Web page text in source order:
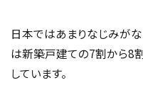
日本ではあまりなじみが
は新築戸建ての7割から8
しています。